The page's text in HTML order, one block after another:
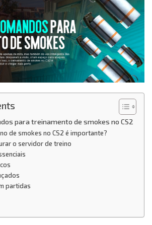
para treinamento de smokes no CS2
de smokes no CS2 é importante?
o servidor de treino
partidas